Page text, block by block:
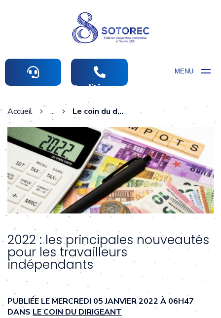
MENU
Actualités comptables
Accueil ... Le coin du dirigeant
2022 : les principales nouveautés
pour les travailleurs
indépendants
PUBLIÉE LE MERCREDI 05 JANVIER 2022 À 06H47
DANS LE COIN DU DIRIGEANT